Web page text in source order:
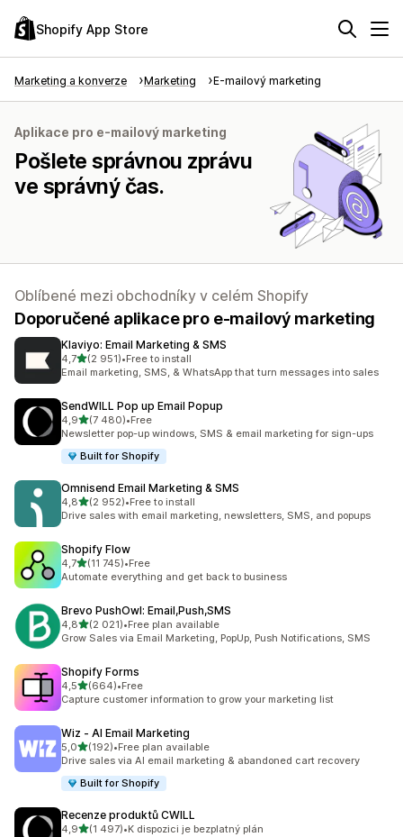
Shopify App Store
Marketing a konverze Marketing E-mailový marketing
Aplikace pro e-mailový marketing
Pošlete správnou zprávu
ve správný čas.
Oblíbené mezi obchodníky v celém Shopify
Doporučené aplikace pro e-mailový marketing
Klaviyo: Email Marketing & SMS
4,7z 5 hvězd
(2 951)
Celkový počet recenzí: 2951
•Free to install
Email marketing, SMS, & WhatsApp that turn messages into sales
SendWILL Pop up Email Popup
4,9z 5 hvězd
(7 480)
Celkový počet recenzí: 7480
•Free
Newsletter pop-up windows, SMS & email marketing for sign-ups
Built for Shopify
Omnisend Email Marketing & SMS
4,8z 5 hvězd
(2 952)
Celkový počet recenzí: 2952
•Free to install
Drive sales with email marketing, newsletters, SMS, and popups
Shopify Flow
4,7z 5 hvězd
(11 745)
Celkový počet recenzí: 11745
•Free
Automate everything and get back to business
Brevo PushOwl: Email,Push,SMS
4,8z 5 hvězd
(2 021)
Celkový počet recenzí: 2021
•Free plan available
Grow Sales via Email Marketing, PopUp, Push Notifications, SMS
Shopify Forms
4,5z 5 hvězd
(664)
Celkový počet recenzí: 664
•Free
Capture customer information to grow your marketing list
Wiz ‑ AI Email Marketing
5,0z 5 hvězd
(192)
Celkový počet recenzí: 192
•Free plan available
Drive sales via AI email marketing & abandoned cart recovery
Built for Shopify
Recenze produktů CWILL
4,9z 5 hvězd
(1 497)
Celkový počet recenzí: 1497
•K dispozici je bezplatný plán